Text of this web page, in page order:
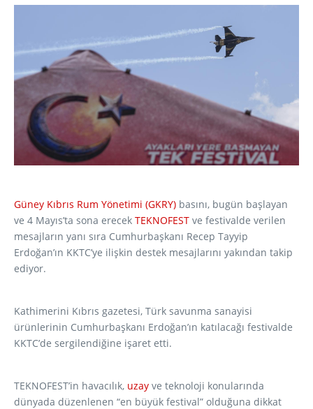
Güney Kıbrıs Rum Yönetimi (GKRY) basını, bugün başlayan
ve 4 Mayıs’ta sona erecek TEKNOFEST ve festivalde verilen
mesajların yanı sıra Cumhurbaşkanı Recep Tayyip
Erdoğan’ın KKTC’ye ilişkin destek mesajlarını yakından takip
ediyor.
Kathimerini Kıbrıs gazetesi, Türk savunma sanayisi
ürünlerinin Cumhurbaşkanı Erdoğan’ın katılacağı festivalde
KKTC’de sergilendiğine işaret etti.
TEKNOFEST’in havacılık, uzay ve teknoloji konularında
dünyada düzenlenen “en büyük festival” olduğuna dikkat